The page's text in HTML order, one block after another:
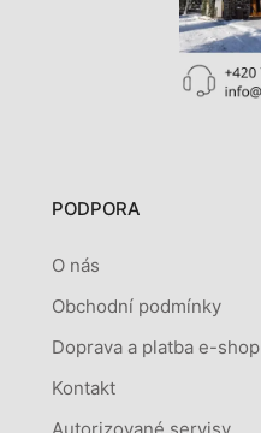
PODPORA
O nás
Obchodní podmínky
Doprava a platba e-shop
Kontakt